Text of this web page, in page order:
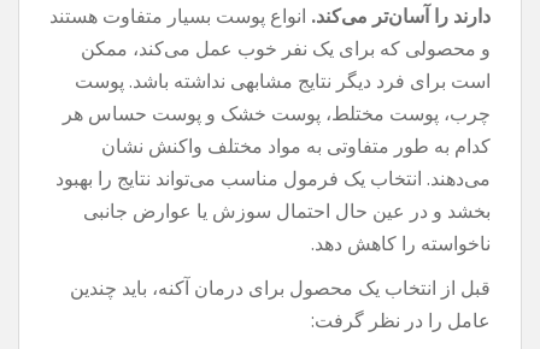
دارند را آسان‌تر می‌کند. انواع پوست بسیار متفاوت هستند
و محصولی که برای یک نفر خوب عمل می‌کند، ممکن
است برای فرد دیگر نتایج مشابهی نداشته باشد. پوست
چرب، پوست مختلط، پوست خشک و پوست حساس هر
کدام به طور متفاوتی به مواد مختلف واکنش نشان
می‌دهند. انتخاب یک فرمول مناسب می‌تواند نتایج را بهبود
بخشد و در عین حال احتمال سوزش یا عوارض جانبی
ناخواسته را کاهش دهد.
قبل از انتخاب یک محصول برای درمان آکنه، باید چندین
عامل را در نظر گرفت: